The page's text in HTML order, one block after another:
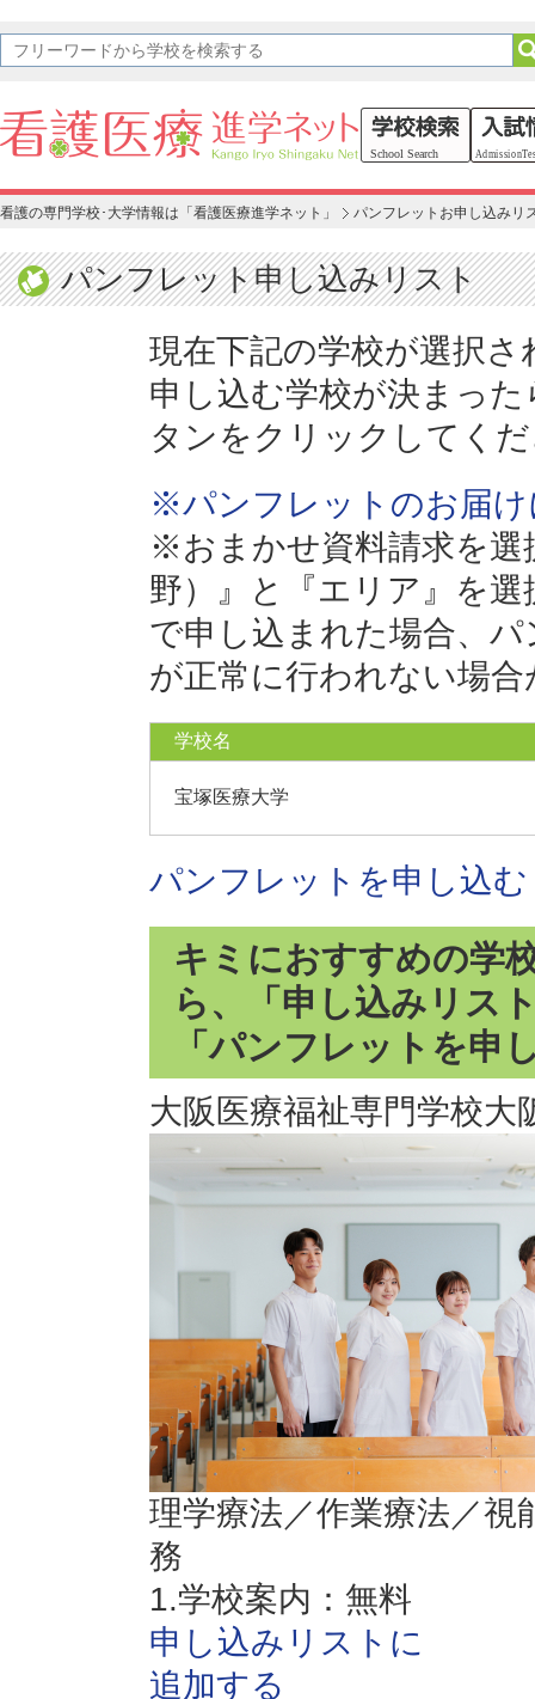
看護の専門学校･大学情報は「看護医療進学ネット」 パンフレットお申し込みリ
パンフレット申し込みリスト
現在下記の学校が選択さ
申し込む学校が決まっ
タンをクリックしてく
※パンフレットのお届け
※おまかせ資料請求を選
野）』と『エリア』を
で申し込まれた場合、
が正常に行われない場
学校名
宝塚医療大学
パンフレットを申し込む
キミにおすすめの学
ら、「申し込みリス
「パンフレットを申
大阪医療福祉専門学校大
理学療法／作業療法／視
務
1.学校案内：無料
申し込みリストに
追加する